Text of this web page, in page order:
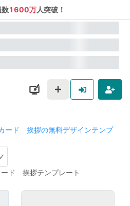
1600万人突破！
ード 挨拶の無料デザインテンプ
ド 挨拶テンプレート